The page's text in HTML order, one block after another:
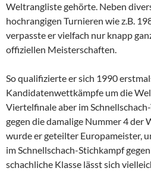
Weltrangliste gehörte. Neben
hochrangigen Turnieren wie z.B.
verpasste er vielfach nur knapp
offiziellen Meisterschaften.
So qualifizierte er sich 1990
Kandidatenwettkämpfe um die
Viertelfinale aber im
gegen die damalige Nummer 4 der
wurde er geteilter Europameister,
im Schnellschach-Stichkampf
schachliche Klasse lässt sich